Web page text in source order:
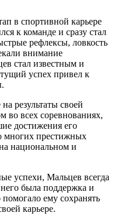
в спортивной карьере
к команде и сразу стал
рефлексы, ловкость
внимание
стал известным и
успех привел к
результаты своей
во всех соревнованиях,
достижения его
многих престижных
национальном и
успехи, Мальцев всегда
была поддержка и
ему сохранять
карьере.